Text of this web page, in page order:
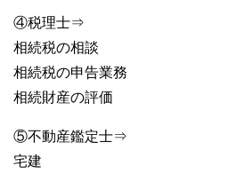
④税理士⇒
相続税の相談
相続税の申告業務
相続財産の評価
⑤不動産鑑定士⇒
宅建